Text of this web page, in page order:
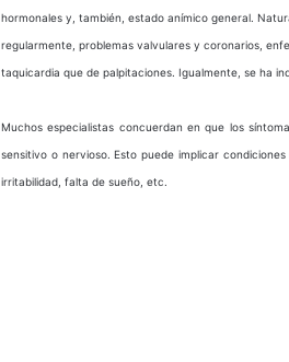
hormonales y, también, estado anímico general.
regularmente, problemas valvulares y coronarios,
taquicardia que de palpitaciones. Igualmente, se ha
Muchos especialistas concuerdan en que los
sensitivo o nervioso. Esto puede implicar
irritabilidad, falta de sueño, etc.